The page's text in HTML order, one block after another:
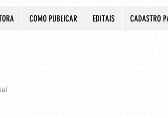
COMO PUBLICAR EDITAIS CADASTRO